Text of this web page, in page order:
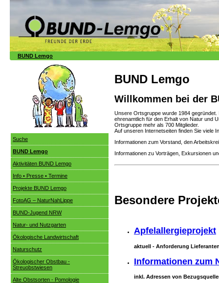
BUND Lemgo
Suche
BUND Lemgo
Aktivitäten BUND Lemgo
Info • Presse • Termine
Projekte BUND Lemgo
FotoAG – NaturNahLippe
BUND-Jugend NRW
Natur- und Nutzgarten
Ökologische Landwirtschaft
Naturschutz
Ökologischer Obstbau -
Streuobstwiesen
Alte Obstsorten - Pomologie
BUND Lemgo
Willkommen bei der
Unsere Ortsgruppe wurde 1984
ehrenamtlich für den Erhalt von Natur und
Ortsgruppe mehr als 700 Mitglieder.
Auf unseren Internetseiten finden Sie viele
Informationen zum Vorstand, den
Informationen zu Vorträgen, Exkursionen
Besondere
Apfelallergieprojekt
aktuell - Anforderung
Informationen zum
inkl. Adressen von